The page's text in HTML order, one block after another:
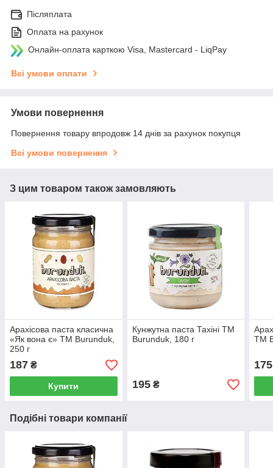
Післяплата
Оплата на рахунок
Онлайн-оплата карткою Visa, Mastercard - LiqPay
Всі умови оплати
Умови повернення
Повернення товару впродовж 14 днів за рахунок покупця
Всі умови повернення
З цим товаром також замовляють
Арахісова паста класична
«Як вона є» TM Burunduk,
250 г
187 ₴
Купити
Кунжутна паста Тахіні ТМ
Burunduk, 180 г
195₴
ТМ
175
Подібні товари компанії